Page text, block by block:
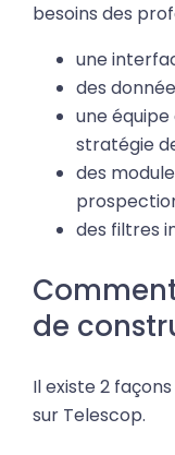
besoins des
une
des
une
stratégie
des
des filtres
de
Il existe 2
sur Telescop.